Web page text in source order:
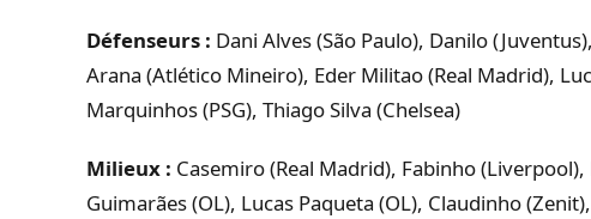
Défenseurs : Dani Alves (São Paulo), Danilo
Arana (Atlético Mineiro), Eder Militao (Real Madrid),
Marquinhos (PSG), Thiago Silva (Chelsea)
Milieux : Casemiro (Real Madrid), Fabinho
Guimarães (OL), Lucas Paqueta (OL), Claudinho